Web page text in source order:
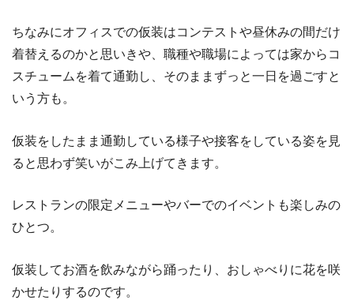
ちなみにオフィスでの仮装はコンテストや昼休みの間だけ
着替えるのかと思いきや、職種や職場によっては家からコ
スチュームを着て通勤し、そのままずっと一日を過ごすと
いう方も。
仮装をしたまま通勤している様子や接客をしている姿を見
ると思わず笑いがこみ上げてきます。
レストランの限定メニューやバーでのイベントも楽しみの
ひとつ。
仮装してお酒を飲みながら踊ったり、おしゃべりに花を咲
かせたりするのです。